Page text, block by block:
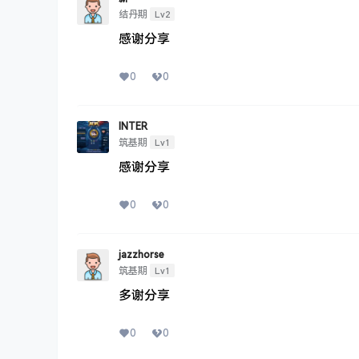
结丹期
Lv2
感谢分享
0 0
INTER
筑基期
Lv1
感谢分享
0 0
jazzhorse
筑基期
Lv1
多谢分享
0 0